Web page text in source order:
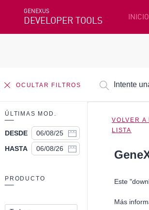
GENEXUS
DEVELOPER TOOLS INICIO